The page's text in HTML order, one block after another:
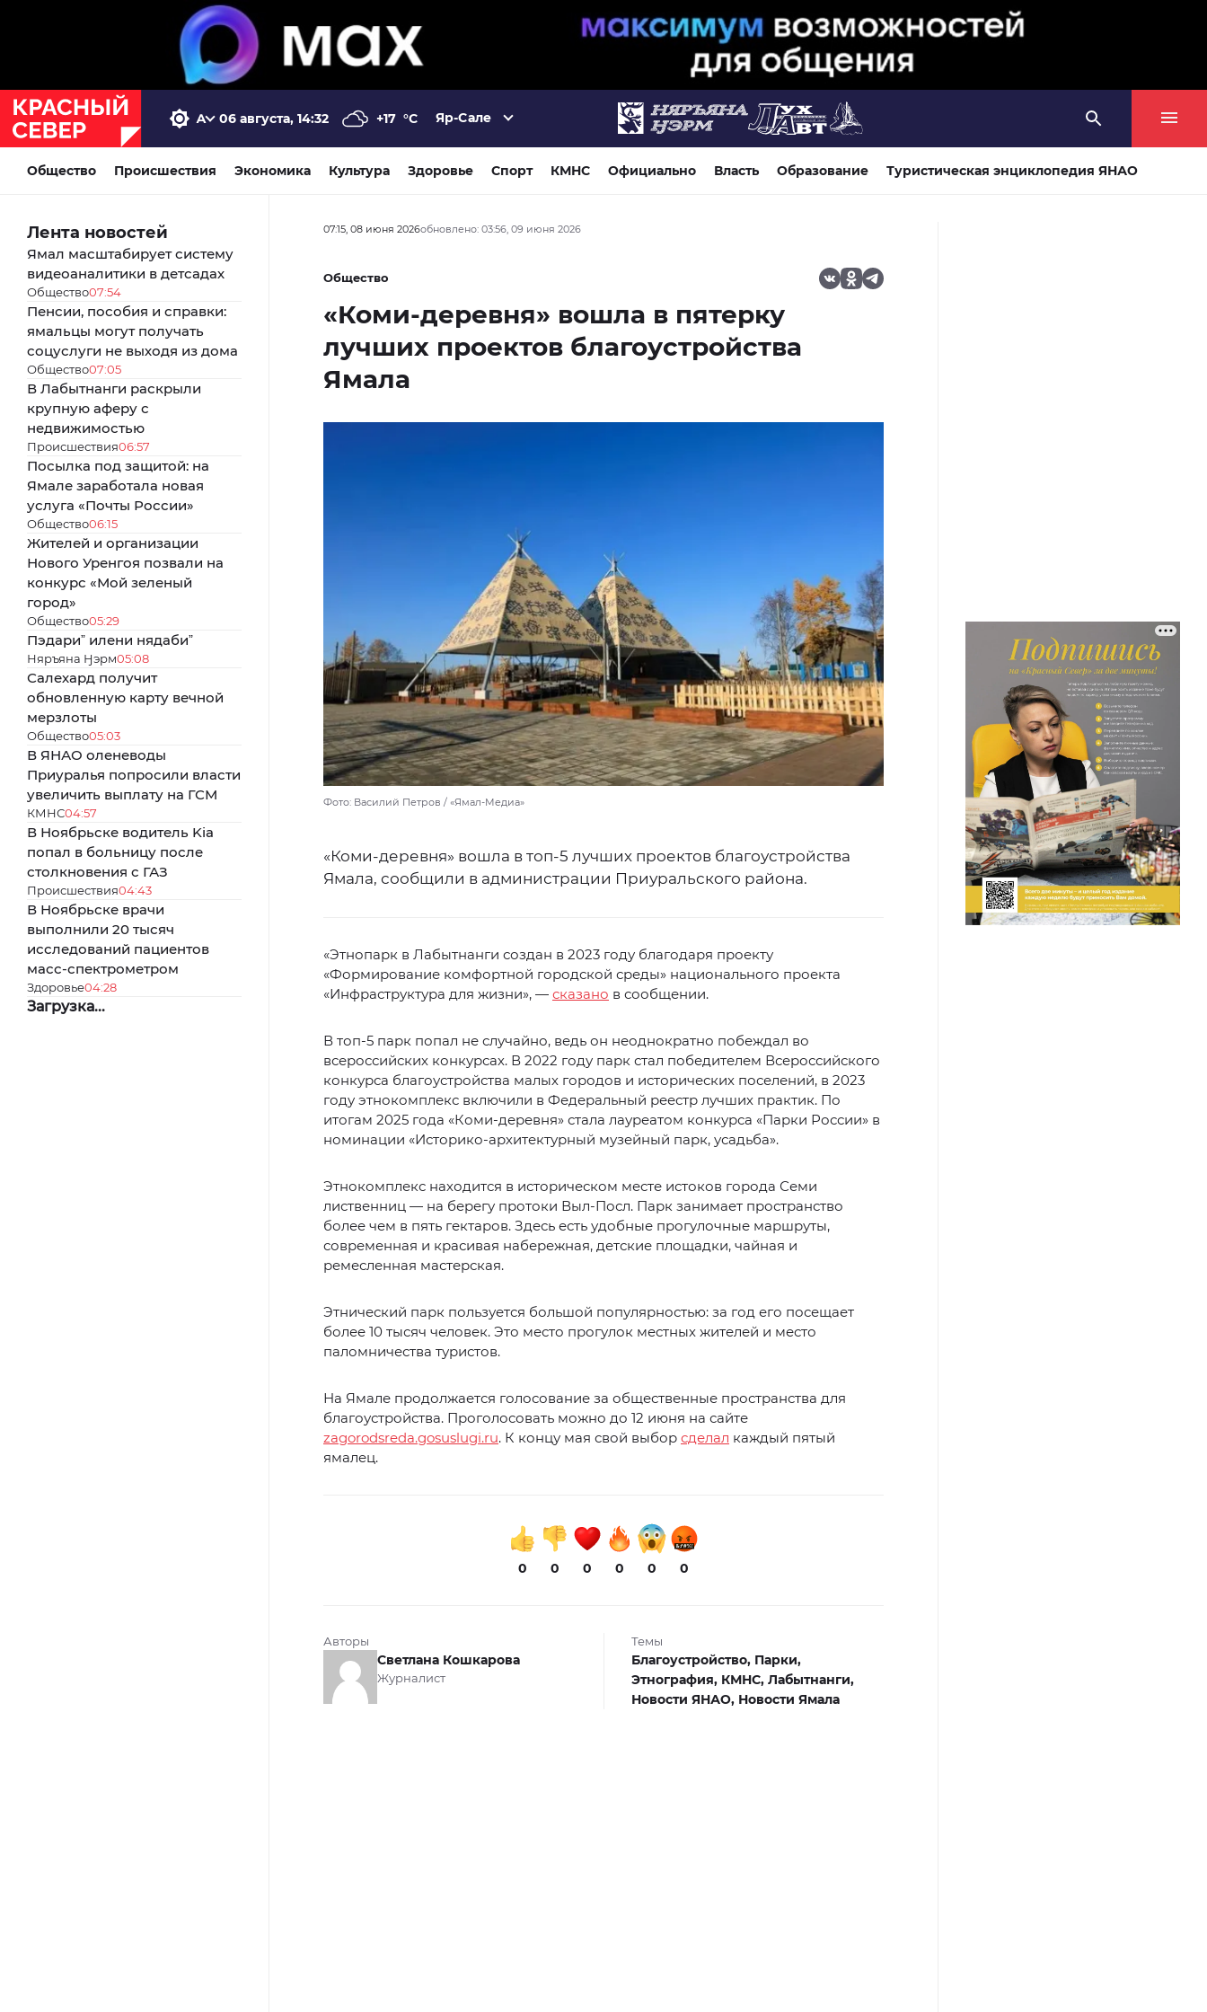
06 августа, 14:32 +17 °C Яр-Сале
Общество Происшествия Экономика Культура Здоровье Спорт КМНС Официально Власть Образование Туристическая энциклопедия ЯНАО
Лента новостей
Ямал масштабирует систему
видеоаналитики в детсадах
Общество07:54
Пенсии, пособия и справки:
ямальцы могут получать
соцуслуги не выходя из дома
Общество07:05
В Лабытнанги раскрыли
крупную аферу с
недвижимостью
Происшествия06:57
Посылка под защитой: на
Ямале заработала новая
услуга «Почты России»
Общество06:15
Жителей и организации
Нового Уренгоя позвали на
конкурс «Мой зеленый
город»
Общество05:29
Пэдариˮ илени нядабиˮ
Няръяна Ӈэрм05:08
Салехард получит
обновленную карту вечной
мерзлоты
Общество05:03
В ЯНАО оленеводы
Приуралья попросили власти
увеличить выплату на ГСМ
КМНС04:57
В Ноябрьске водитель Kia
попал в больницу после
столкновения с ГАЗ
Происшествия04:43
В Ноябрьске врачи
выполнили 20 тысяч
исследований пациентов
масс-спектрометром
Здоровье04:28
Загрузка...
07:15, 08 июня 2026обновлено: 03:56, 09 июня 2026
Общество
«Коми-деревня» вошла в пятерку
лучших проектов благоустройства
Ямала
Фото: Василий Петров / «Ямал-Медиа»
«Коми-деревня» вошла в топ-5 лучших проектов благоустройства
Ямала, сообщили в администрации Приуральского района.
«Этнопарк в Лабытнанги создан в 2023 году благодаря проекту
«Формирование комфортной городской среды» национального проекта
«Инфраструктура для жизни», — сказано в сообщении.
В топ-5 парк попал не случайно, ведь он неоднократно побеждал во
всероссийских конкурсах. В 2022 году парк стал победителем Всероссийского
конкурса благоустройства малых городов и исторических поселений, в 2023
году этнокомплекс включили в Федеральный реестр лучших практик. По
итогам 2025 года «Коми-деревня» стала лауреатом конкурса «Парки России» в
номинации «Историко-архитектурный музейный парк, усадьба».
Этнокомплекс находится в историческом месте истоков города Семи
лиственниц — на берегу протоки Выл-Посл. Парк занимает пространство
более чем в пять гектаров. Здесь есть удобные прогулочные маршруты,
современная и красивая набережная, детские площадки, чайная и
ремесленная мастерская.
Этнический парк пользуется большой популярностью: за год его посещает
более 10 тысяч человек. Это место прогулок местных жителей и место
паломничества туристов.
На Ямале продолжается голосование за общественные пространства для
благоустройства. Проголосовать можно до 12 июня на сайте
zagorodsreda.gosuslugi.ru. К концу мая свой выбор сделал каждый пятый
ямалец.
0 0 0 0 0 0
Авторы
Светлана Кошкарова
Журналист
Темы
Благоустройство, Парки,
Этнография, КМНС, Лабытнанги,
Новости ЯНАО, Новости Ямала